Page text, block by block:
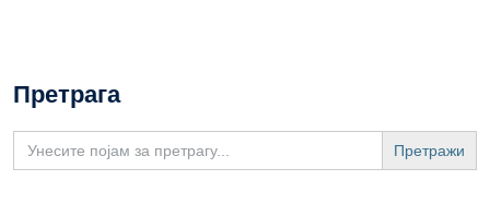
Претрага
Search
for: